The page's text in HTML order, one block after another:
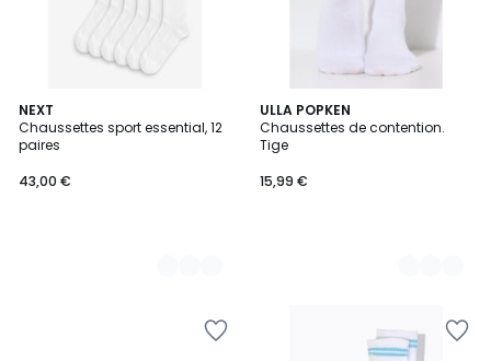
NEXT
Chaussettes sport essential, 12
paires
43,00 €
2
Couleurs
ULLA POPKEN
Chaussettes de contention.
Tige
15,99 €
4
Couleurs